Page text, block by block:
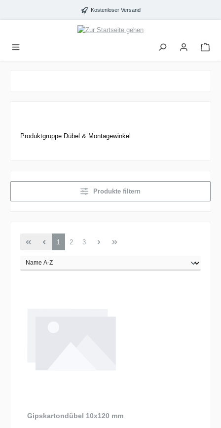
Kostenloser Versand
Produktgruppe Dübel & Montagewinkel
Produkte filtern
Seite
1 Seite
2 Seite
3
Gipskartondübel 10x120 mm